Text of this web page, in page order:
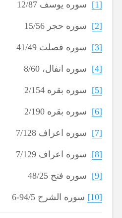
[1] سوره یوسف 12/87
[2] سوره حجر 15/56
[3] سوره فصلت 41/49
[4] سوره انفال، 8/60
[5] سوره بقره 2/154
[6] سوره بقره 2/190
[7] سوره اعراف 7/128
[8] سوره اعراف 7/129
[9] سوره فتح 48/25
[10] سوره الشرح 94/5-6